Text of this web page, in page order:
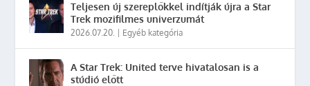
Teljesen új szereplőkkel indítják újra a Star
Trek mozifilmes univerzumát
2026.07.20. Egyéb kategória
A Star Trek: United terve hivatalosan is a
stúdió előtt